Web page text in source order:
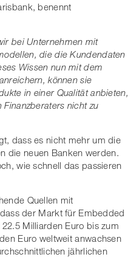
benennt
bei Unternehmen mit
die die Kundendaten
Wissen nun mit dem
können sie
in einer Qualität anbieten,
nicht zu
dass es nicht mehr um die
die neuen Banken werden.
wie schnell das passieren
Quellen mit
der Markt für Embedded
Milliarden Euro bis zum
Euro weltweit anwachsen
jährlichen